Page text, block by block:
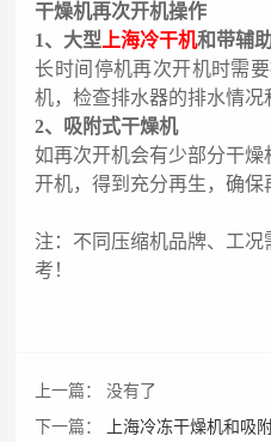
干燥机再次开机操作
1、 大型上海冷干机和带辅
长时间停机再次开机时需
机，检查排水器的排水情况
2、 吸附式干燥机
如再次开机会有少部分干
开机，得到充分再生，确保
注：不同压缩机品牌、工
考！
上一篇：
没有了
下一篇：
上海冷冻干燥机和吸